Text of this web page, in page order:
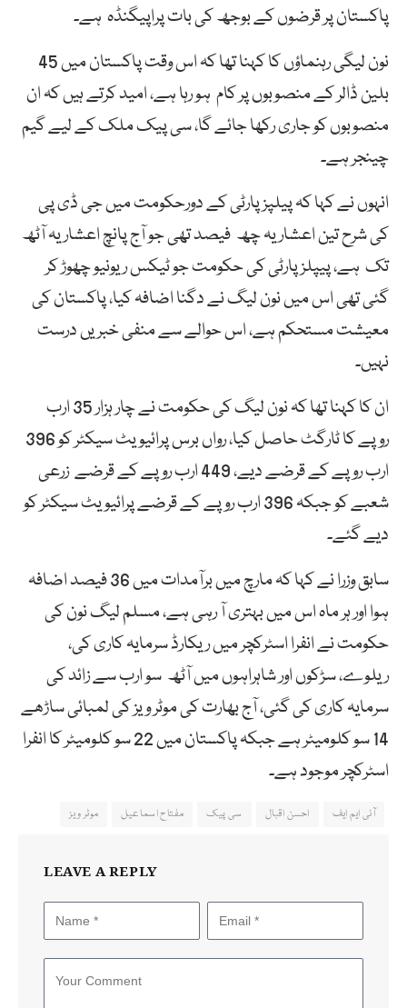
پاکستان پر قرضوں کے بوجھ کی بات پراپیگنڈہ ہے۔
نون لیگی رہنماؤں کا کہنا تھا کہ اس وقت پاکستان میں 45
بلین ڈالر کے منصوبوں پر کام ہو رہا ہے، امید کرتے ہیں کہ ان
منصوبوں کو جاری رکھا جائے گا، سی پیک ملک کے لیے گیم
چینجر ہے۔
انہوں نے کہا کہ پیلپزپارٹی کے دورحکومت میں جی ڈی پی
کی شرح تین اعشاریہ چھ فیصد تھی جو آج پانچ اعشاریہ آٹھ
تک ہے، پیپلزپارٹی کی حکومت جو ٹیکس ریونیو چھوڑ کر
گئی تھی اس میں نون لیگ نے دگنا اضافہ کیا، پاکستان کی
معیشت مستحکم ہے، اس حوالے سے منفی خبریں درست
نہیں۔
ان کا کہنا تھا کہ نون لیگ کی حکومت نے چار ہزار 35 ارب
روپے کا ٹارگٹ حاصل کیا، رواں برس پرائیویٹ سیکٹر کو 396
ارب روپے کے قرضے دیے، 449 ارب روپے کے قرضے زرعی
شعبے کو جبکہ 396 ارب روپے کے قرضے پرائیویٹ سیکٹر کو
دیے گئے۔
سابق وزرا نے کہا کہ مارچ میں برآمدات میں 36 فیصد اضافہ
ہوا اور ہر ماہ اس میں بہتری آ رہی ہے، مسلم لیگ نون کی
حکومت نے انفرا اسٹرکچر میں ریکارڈ سرمایہ کاری کی،
ریلوے، سڑکوں اور شاہراہوں میں آٹھ سو ارب سے زائد کی
سرمایہ کاری کی گئی، آج بھارت کی موٹر ویز کی لمبائی ساڑھے
14 سو کلومیٹر ہے جبکہ پاکستان میں 22 سو کلومیٹر کا انفرا
اسٹرکچر موجود ہے۔
آئی ایم ایف احسن اقبال سی پیک مفتاح اسماعیل موٹر ویز
LEAVE A REPLY